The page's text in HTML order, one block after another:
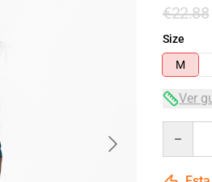
€22.88
Size
M
Ver